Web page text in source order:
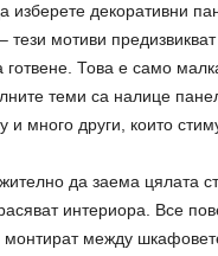
изберете декоративни
тези мотиви
Това е само
теми са налице
много други, които
да заема цялата
интериора. Все
монтират между